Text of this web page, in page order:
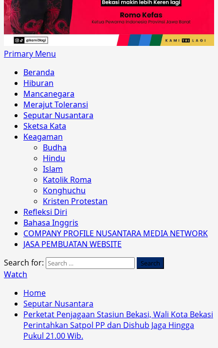
Primary Menu
Beranda
Hiburan
Mancanegara
Merajut Toleransi
Seputar Nusantara
Sketsa Kata
Keagaman
Budha
Hindu
Islam
Katolik Roma
Konghuchu
Kristen Protestan
Refleksi Diri
Bahasa Inggris
COMPANY PROFILE NUSANTARA MEDIA NETWORK
JASA PEMBUATAN WEBSITE
Search for:
Watch
Home
Seputar Nusantara
Perketat Penjagaan Stasiun Bekasi, Wali Kota Bekasi
Perintahkan Satpol PP dan Dishub Jaga Hingga
Pukul 21.00 Wib.